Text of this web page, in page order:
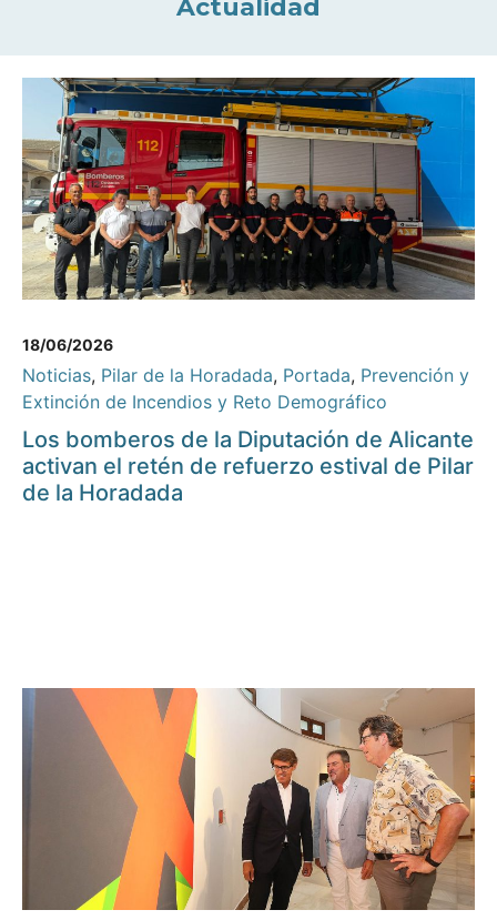
Actualidad
18/06/2026
Noticias, Pilar de la Horadada, Portada, Prevención y
Extinción de Incendios y Reto Demográfico
Los bomberos de la Diputación de Alicante
activan el retén de refuerzo estival de Pilar
de la Horadada